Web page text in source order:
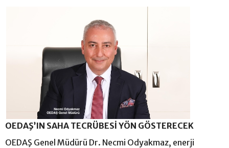
OEDAŞ’IN SAHA TECRÜBESİ YÖN GÖSTERECEK
OEDAŞ Genel Müdürü Dr. Necmi Odyakmaz, enerji